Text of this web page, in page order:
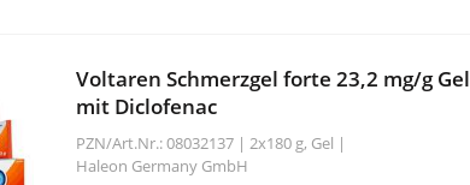
Voltaren Schmerzgel forte 23,2 mg/g Gel
mit Diclofenac
PZN/Art.Nr.: 08032137 | 2x180 g, Gel |
Haleon Germany GmbH